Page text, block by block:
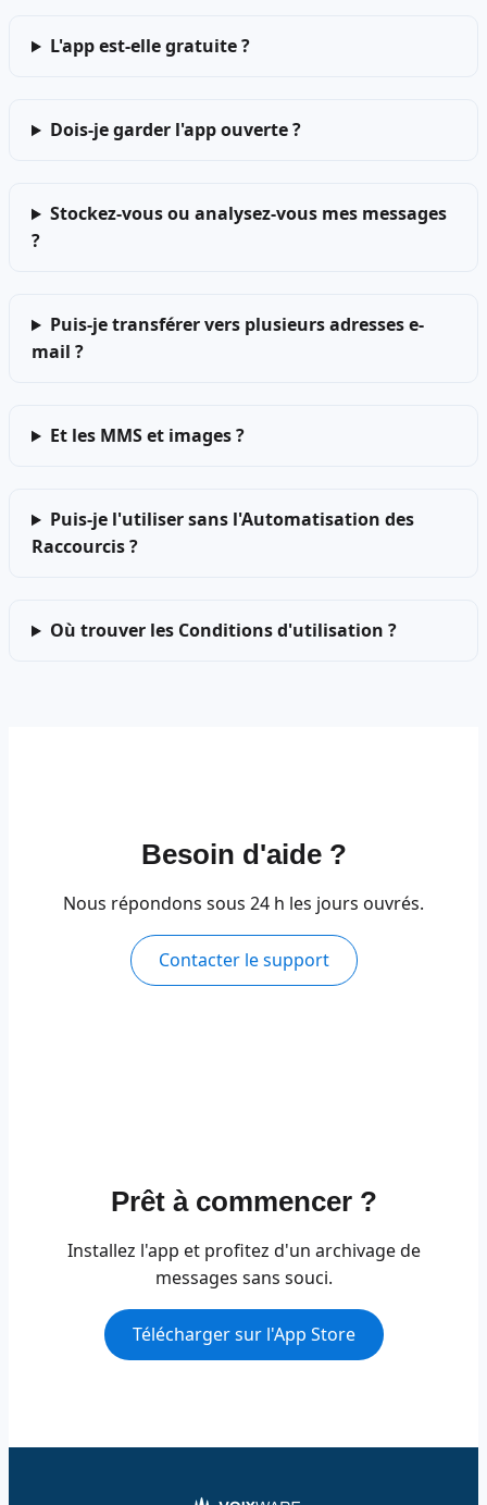
L'app est-elle gratuite ?
Dois-je garder l'app ouverte ?
Stockez-vous ou analysez-vous mes messages
?
Puis-je transférer vers plusieurs adresses e-
mail ?
Et les MMS et images ?
Puis-je l'utiliser sans l'Automatisation des
Raccourcis ?
Où trouver les Conditions d'utilisation ?
Besoin d'aide ?
Nous répondons sous 24 h les jours ouvrés.
Contacter le support
Prêt à commencer ?
Installez l'app et profitez d'un archivage de
messages sans souci.
Télécharger sur l'App Store